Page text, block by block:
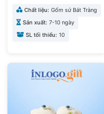
Chất liệu: Gốm sứ Bát Tràng
Sản xuất: 7-10 ngày
SL tối thiểu: 10